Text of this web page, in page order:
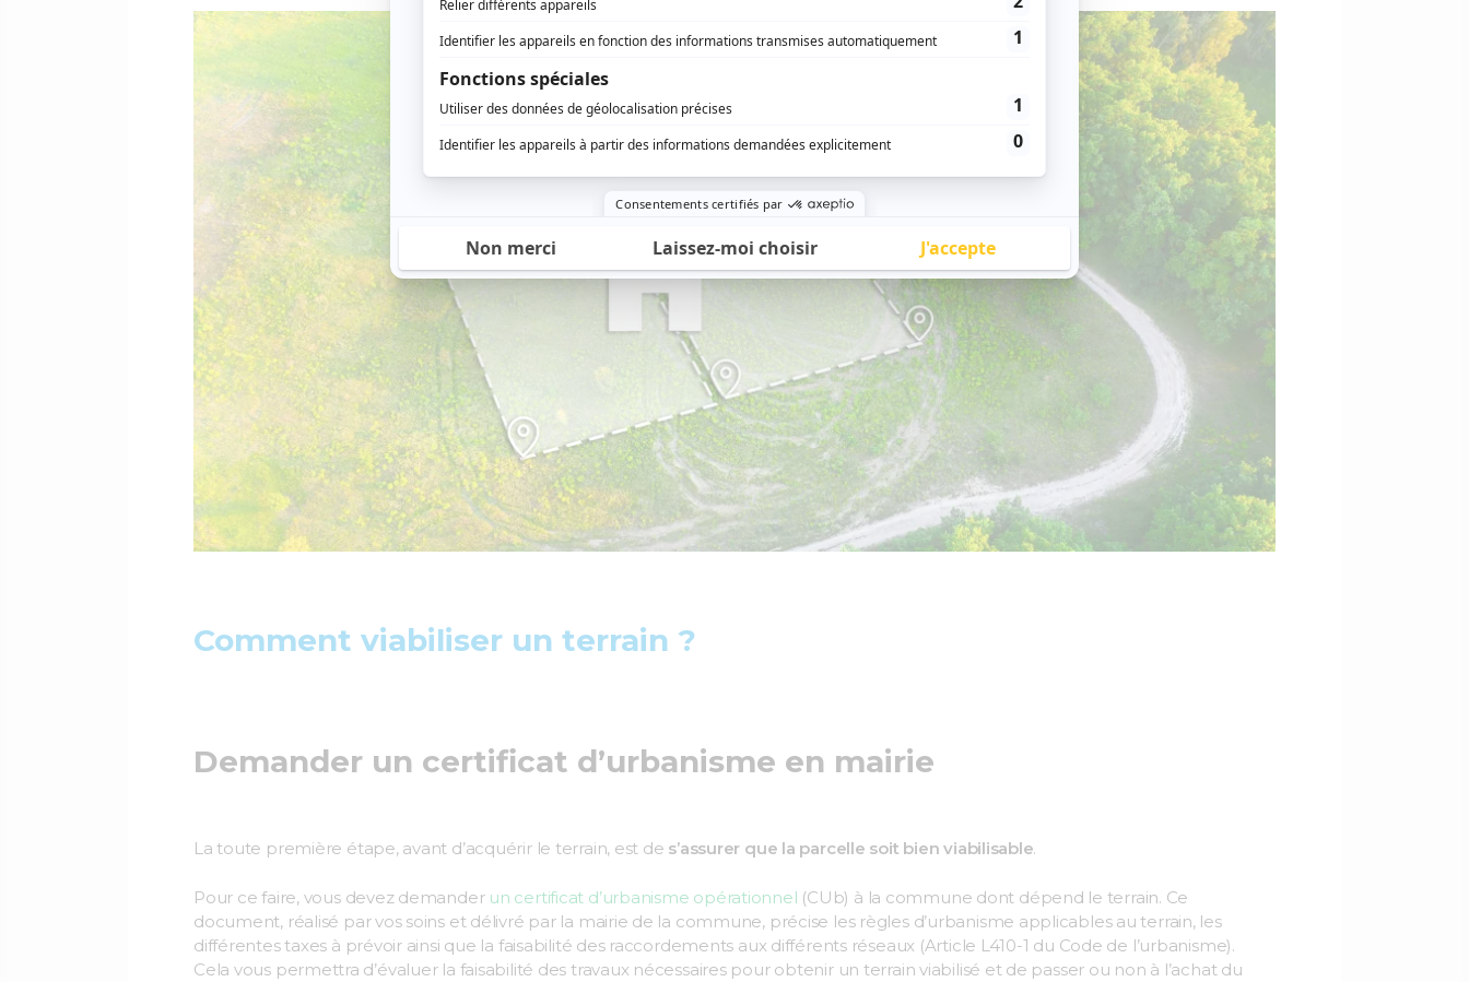
Comment viabiliser un terrain ?
Demander un certificat d’urbanisme en mairie
La toute première étape, avant d’acquérir le terrain, est de s’assurer que la parcelle soit bien viabilisable.
Pour ce faire, vous devez demander un certificat d’urbanisme opérationnel (CUb) à la commune dont dépend le terrain. Ce
document, réalisé par vos soins et délivré par la mairie de la commune, précise les règles d’urbanisme applicables au terrain, les
différentes taxes à prévoir ainsi que la faisabilité des raccordements aux différents réseaux (Article L410-1 du Code de l’urbanisme).
Cela vous permettra d’évaluer la faisabilité des travaux nécessaires pour obtenir un terrain viabilisé et de passer ou non à l’achat du